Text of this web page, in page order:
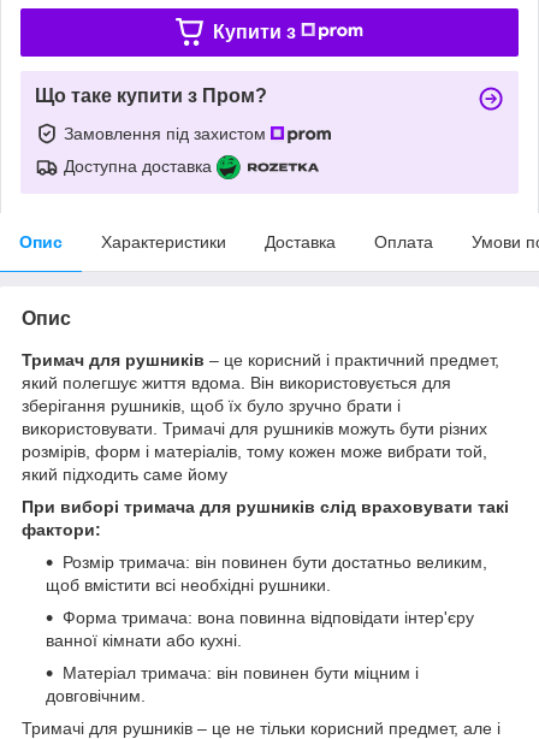
Купити з
Що таке купити з Пром?
Замовлення під захистом
Доступна доставка
Опис Характеристики Доставка Оплата Умови
Опис
Тримач для рушників – це корисний і практичний предмет,
який полегшує життя вдома. Він використовується для
зберігання рушників, щоб їх було зручно брати і
використовувати. Тримачі для рушників можуть бути різних
розмірів, форм і матеріалів, тому кожен може вибрати той,
який підходить саме йому
При виборі тримача для рушників слід враховувати такі
фактори:
Розмір тримача: він повинен бути достатньо великим,
щоб вмістити всі необхідні рушники.
Форма тримача: вона повинна відповідати інтер'єру
ванної кімнати або кухні.
Матеріал тримача: він повинен бути міцним і
довговічним.
Тримачі для рушників – це не тільки корисний предмет, але і